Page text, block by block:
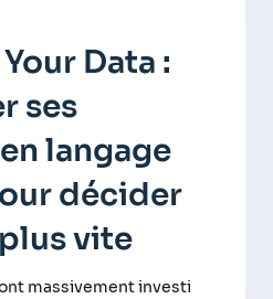
Data :
ses
langage
décider
vite
massivement investi